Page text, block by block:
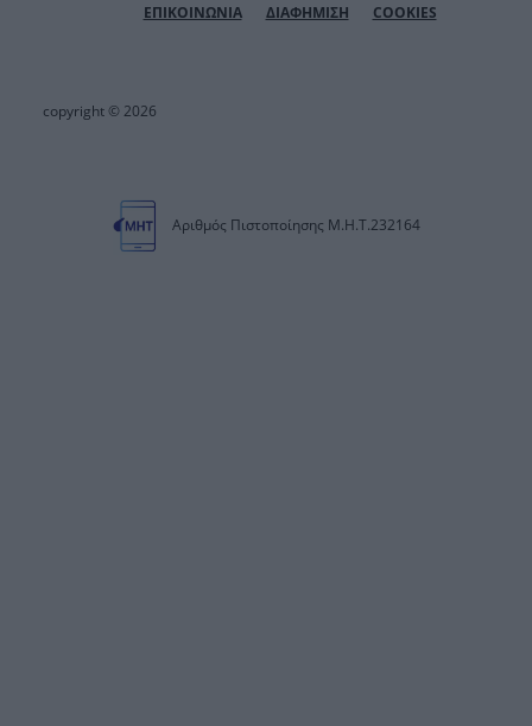
ΕΠΙΚΟΙΝΩΝΙΑ ΔΙΑΦΗΜΙΣΗ COOKIES
copyright © 2026
Αριθμός Πιστοποίησης Μ.Η.Τ.232164